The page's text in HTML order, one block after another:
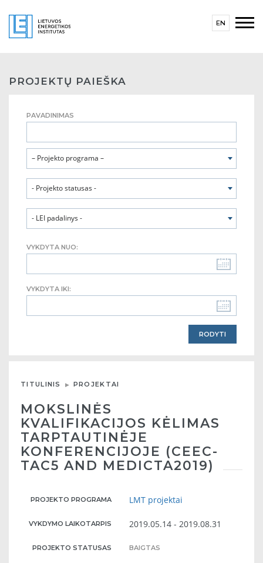
EN
PROJEKTŲ PAIEŠKA
PAVADINIMAS
– Projekto programa –
- Projekto statusas -
- LEI padalinys -
VYKDYTA NUO:
VYKDYTA IKI:
TITULINIS PROJEKTAI
MOKSLINĖS
KVALIFIKACIJOS KĖLIMAS
TARPTAUTINĖJE
KONFERENCIJOJE (CEEC-
TAC5 AND MEDICTA2019)
PROJEKTO PROGRAMA LMT projektai
VYKDYMO LAIKOTARPIS 2019.05.14 - 2019.08.31
PROJEKTO STATUSAS BAIGTAS